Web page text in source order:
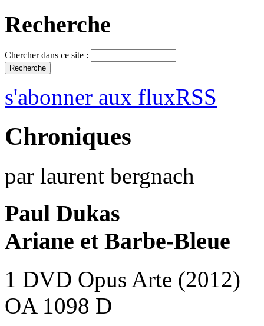
Recherche
Chercher dans ce site :
s'abonner aux fluxRSS
Chroniques
par laurent bergnach
Paul Dukas
Ariane et Barbe-Bleue
1 DVD Opus Arte (2012)
OA 1098 D